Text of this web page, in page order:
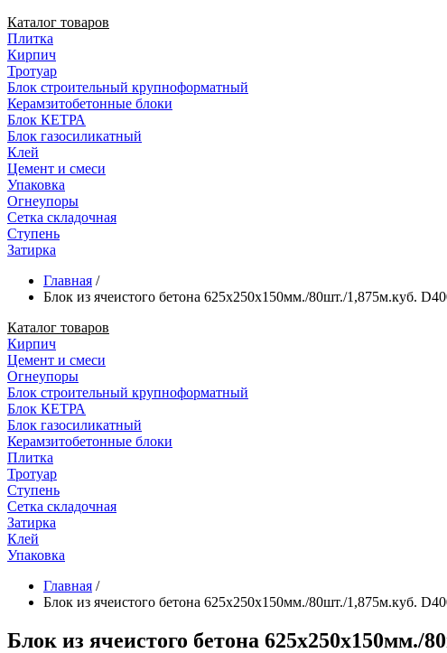
Каталог товаров
Плитка
Кирпич
Тротуар
Блок строительный крупноформатный
Керамзитобетонные блоки
Блок КЕТРА
Блок газосиликатный
Клей
Цемент и смеси
Упаковка
Огнеупоры
Сетка складочная
Ступень
Затирка
Главная /
Блок из ячеистого бетона 625х250х150мм./80шт./1,875м.куб.
Каталог товаров
Кирпич
Цемент и смеси
Огнеупоры
Блок строительный крупноформатный
Блок КЕТРА
Блок газосиликатный
Керамзитобетонные блоки
Плитка
Тротуар
Ступень
Сетка складочная
Затирка
Клей
Упаковка
Главная /
Блок из ячеистого бетона 625х250х150мм./80шт./1,875м.куб.
Блок из ячеистого бетона